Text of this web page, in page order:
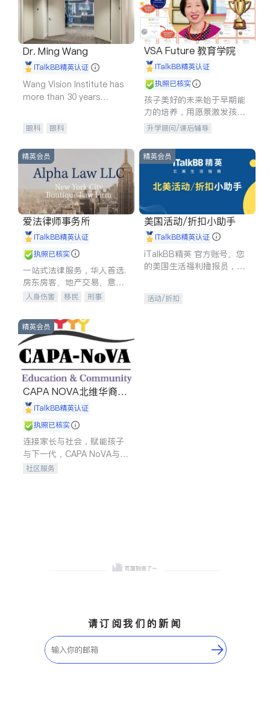
Dr. Ming Wang
iTalkBB精英认证
Wang Vision Institute has
more than 30 years
眼科 眼科
VSA Future 教育学院
iTalkBB精英认证
执照已核实
孩子美好的未来始于早期能
力的培养，用愿景激发孩子
的学习潜力和动力。理念：
石。
升学顾问/课后辅导
精英会员
爱法律师事务所
iTalkBB精英认证
执照已核实
一站式法律服务，华人首选.
房东房客、地产交易、意外
伤害、车祸重伤、商业诉
建筑合同、刑事案件全包办
人身伤害 移民
刑事
信托/遗嘱
商业
索赔
律师-其它 保释
精英会员
美国活动/折扣小助手
iTalkBB精英认证
iTalkBB精英 官方账号。您
的美国生活福利播报员，精
专属福利。
活动/折扣
精英会员
CAPA NOVA北维华裔家
长会iTalkBB精英认证
执照已核实
连接家长与社会，赋能孩子
与下一代，CAPA NoVA与您
携手建设包容、公平、充满
社区服务
请订阅我们的新闻